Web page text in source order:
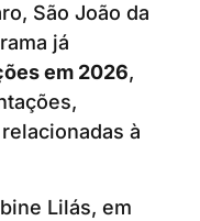
São João da
já
em 2026,
à
Lilás, em